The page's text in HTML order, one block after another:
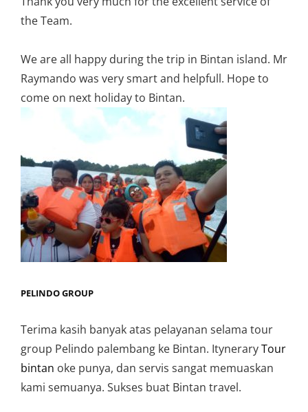
the Team.
We are all happy during the trip in Bintan island. Mr
Raymando was very smart and helpfull. Hope to
come on next holiday to Bintan.
PELINDO GROUP
Terima kasih banyak atas pelayanan selama tour
group Pelindo palembang ke Bintan. ItyneraryTour
bintan oke punya, dan servis sangat memuaskan
kami semuanya. Sukses buat Bintan travel.